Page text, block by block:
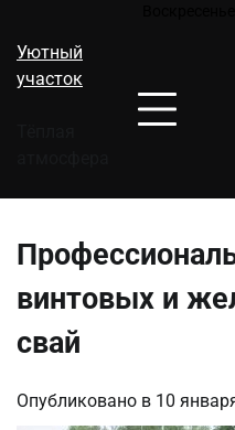
содержимому
Уютный
участок
винтовых и
свай
Опубликовано в 10